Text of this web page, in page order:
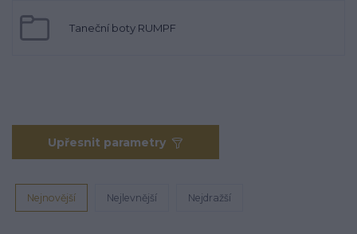
Taneční boty RUMPF
Upřesnit parametry
Nejnovější Nejlevnější Nejdražší